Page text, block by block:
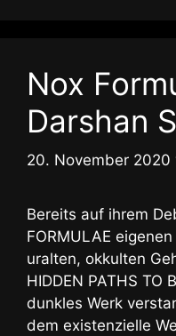
Nox
Darshan
20. November 2020
Bereits auf ihrem
FORMULAE
uralten, okkulten
HIDDEN PATHS TO
dunkles Werk
dem existenzielle